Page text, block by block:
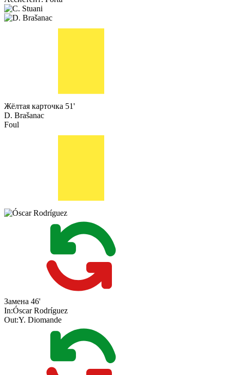
Жёлтая карточка 51'
D. Brašanac
Foul
Замена 46'
In:Óscar Rodríguez
Out:Y. Diomande